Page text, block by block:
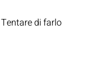
di farlo